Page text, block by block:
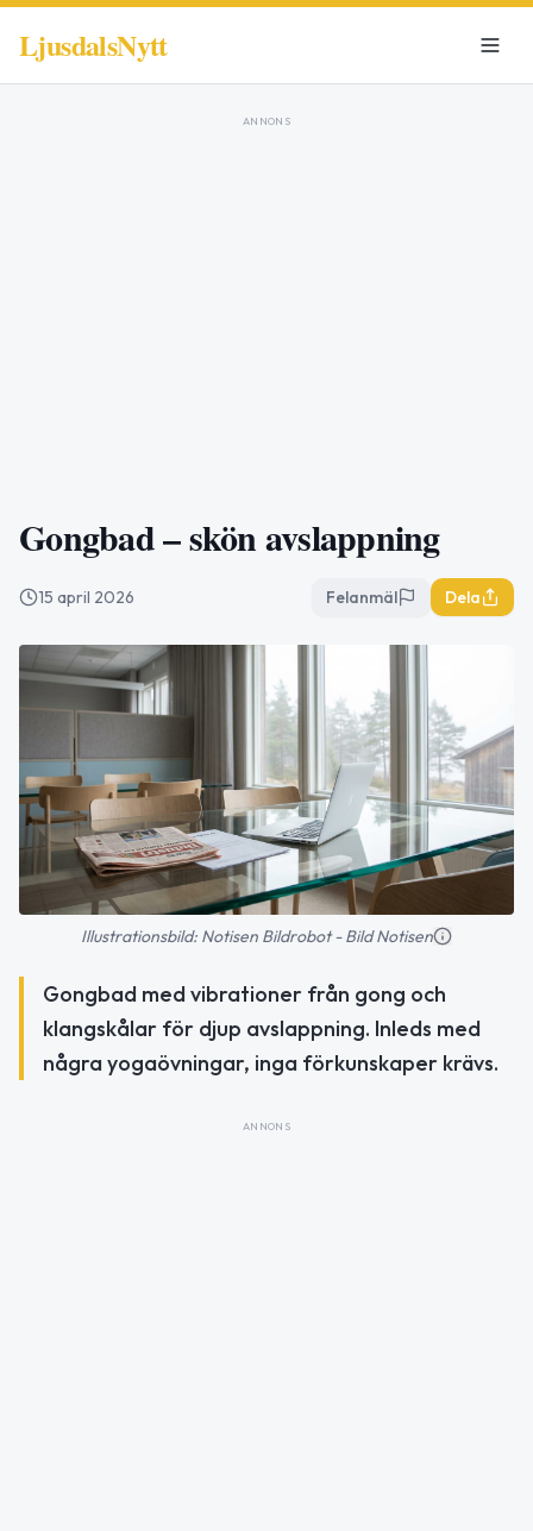
LjusdalsNytt
ANNONS
Gongbad – skön avslappning
15 april 2026 Felanmäl Dela
Illustrationsbild: Notisen Bildrobot - Bild Notisen
Gongbad med vibrationer från gong och
klangskålar för djup avslappning. Inleds med
några yogaövningar, inga förkunskaper krävs.
ANNONS